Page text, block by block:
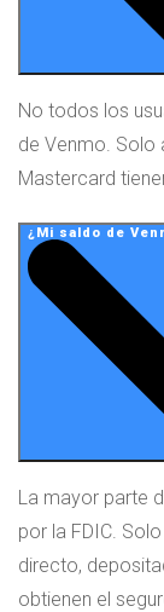
No todos los
de Venmo. Solo
Mastercard
¿Mi saldo de
La mayor parte
por la FDIC.
directo,
obtienen el